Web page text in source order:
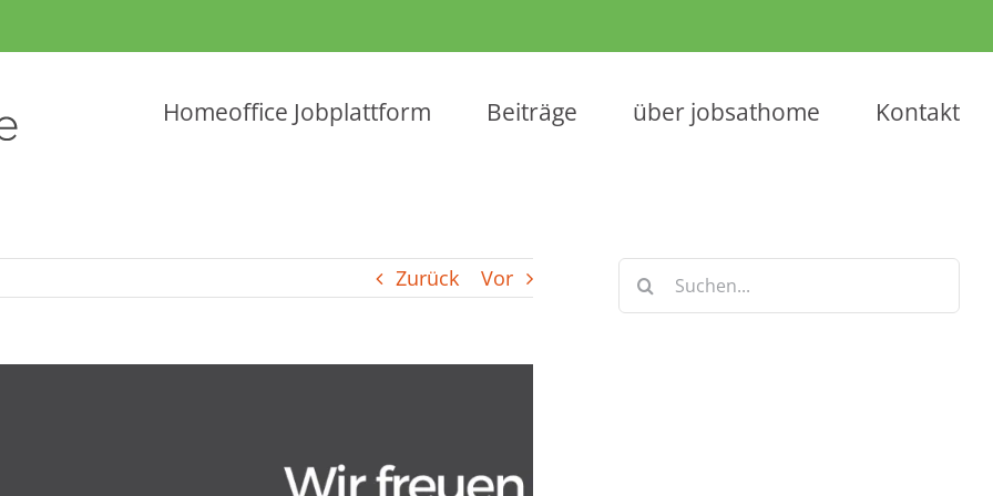
Homeoffice Jobplattform Beiträge über jobsathome Kontakt
Zurück Vor
Suche
nach: